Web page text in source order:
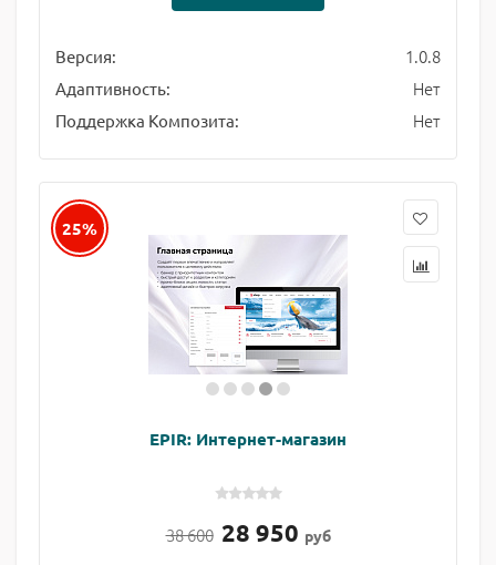
Версия: 1.0.8
Адаптивность: Нет
Поддержка Композита: Нет
25%
EPIR: Интернет-магазин
38 600 28 950 руб